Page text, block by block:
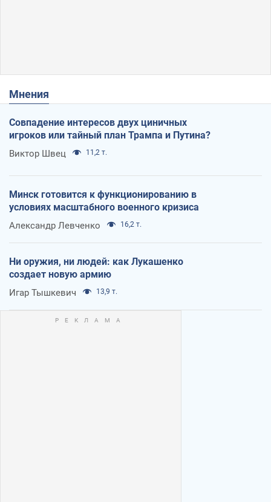
Мнения
Совпадение интересов двух циничных
игроков или тайный план Трампа и Путина?
Виктор Швец 11,2 т.
Минск готовится к функционированию в
условиях масштабного военного кризиса
Александр Левченко 16,2 т.
Ни оружия, ни людей: как Лукашенко
создает новую армию
Игар Тышкевич 13,9 т.